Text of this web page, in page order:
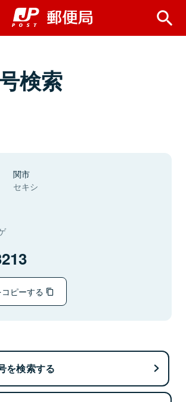
検索
関市
セキシ
ピーする
を検索する